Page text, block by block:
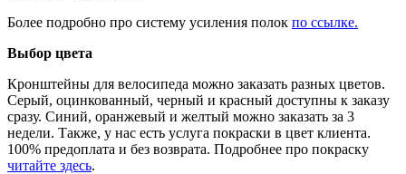
Более подробно про систему усиления полок по ссылке.
Выбор цвета
Кронштейны для велосипеда можно заказать разных цветов.
Серый, оцинкованный, черный и красный доступны к заказу
сразу. Синий, оранжевый и желтый можно заказать за 3
недели. Также, у нас есть услуга покраски в цвет клиента.
100% предоплата и без возврата. Подробнее про покраску
читайте здесь.